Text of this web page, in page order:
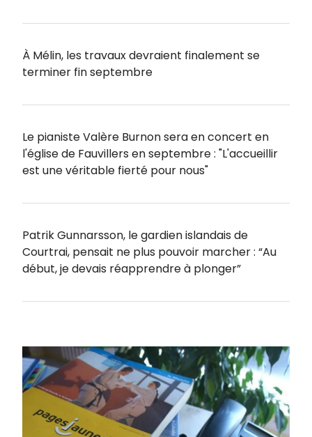
À Mélin, les travaux devraient finalement se
terminer fin septembre
Le pianiste Valère Burnon sera en concert en
l'église de Fauvillers en septembre : "L'accueillir
est une véritable fierté pour nous"
Patrik Gunnarsson, le gardien islandais de
Courtrai, pensait ne plus pouvoir marcher : “Au
début, je devais réapprendre à plonger”